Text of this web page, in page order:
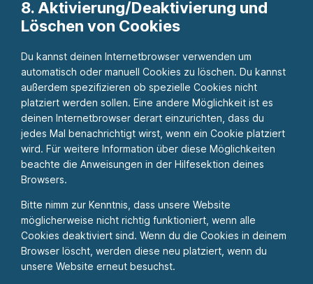
8. Aktivierung/Deaktivierung und
Löschen von Cookies
Du kannst deinen Internetbrowser verwenden um
automatisch oder manuell Cookies zu löschen. Du kannst
außerdem spezifizieren ob spezielle Cookies nicht
platziert werden sollen. Eine andere Möglichkeit ist es
deinen Internetbrowser derart einzurichten, dass du
jedes Mal benachrichtigt wirst, wenn ein Cookie platziert
wird. Für weitere Information über diese Möglichkeiten
beachte die Anweisungen in der Hilfesektion deines
Browsers.
Bitte nimm zur Kenntnis, dass unsere Website
möglicherweise nicht richtig funktioniert, wenn alle
Cookies deaktiviert sind. Wenn du die Cookies in deinem
Browser löscht, werden diese neu platziert, wenn du
unsere Website erneut besuchst.